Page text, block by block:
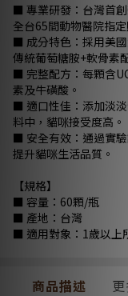
■ 專業研發：台灣首
全台65間動物醫院指定
■ 成分特色：採用美
傳統葡萄糖胺+軟骨素
■ 完整配方：每顆含
素及牛磺酸。
■ 適口性佳：添加淡
料中，貓咪接受度高。
■ 安全有效：通過實
提升貓咪生活品質。
【規格】
■ 容量：60顆/瓶
■ 產地：台灣
■ 適用對象：1歲以上
商品描述